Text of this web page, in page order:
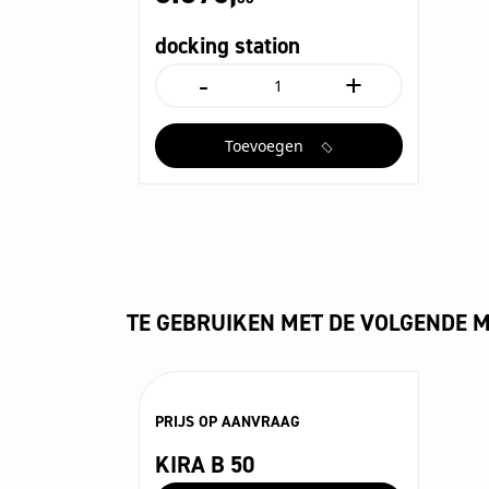
docking station
-
docking
aantal
+
Toevoegen
TE GEBRUIKEN MET DE VOLGENDE
PRIJS OP AANVRAAG
KIRA B 50